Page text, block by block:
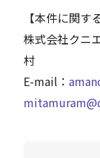
【本件に関す
株式会社ク
村
E-mail：